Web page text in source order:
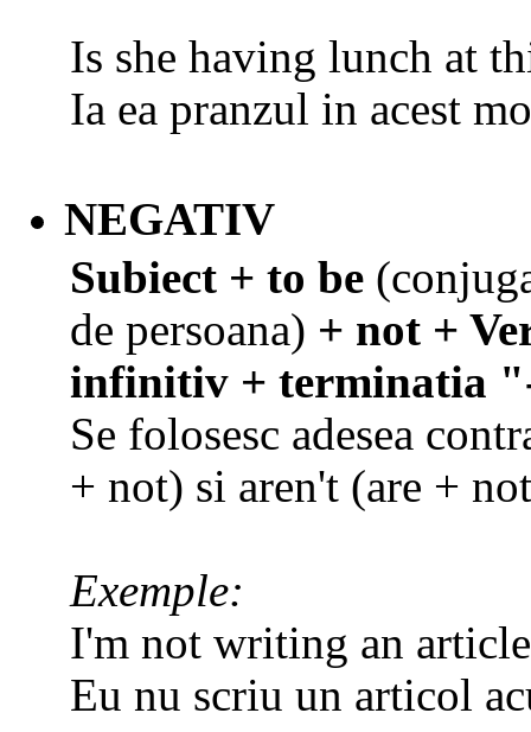
Is she having lunch at
Ia ea pranzul in acest
NEGATIV
Subiect + to be
de persoana) + not +
infinitiv + terminatia
Se folosesc adesea
+ not) si aren't (are +
Exemple:
I'm not writing an
Eu nu scriu un articol